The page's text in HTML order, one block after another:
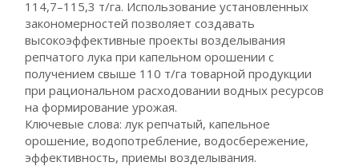
114,7–115,3 т/га. Использование установленных
закономерностей позволяет создавать
высокоэффективные проекты возделывания
репчатого лука при капельном орошении с
получением свыше 110 т/га товарной продукции
при рациональном расходовании водных ресурсов
на формирование урожая.
Ключевые слова: лук репчатый, капельное
орошение, водопотребление, водосбережение,
эффективность, приемы возделывания.